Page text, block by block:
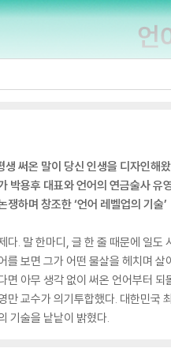
생 써온 말이 당신 인생을 디자인해
박용후 대표와 언어의 연금술사 유
쟁하며 창조한 ‘언어 레벨업의 기술’
다. 말 한마디, 글 한 줄 때문에 일도
를 보면 그가 어떤 물살을 헤치며
면 아무 생각 없이 써온 언어부터
만 교수가 의기투합했다. 대한민국
기술을 낱낱이 밝혔다.